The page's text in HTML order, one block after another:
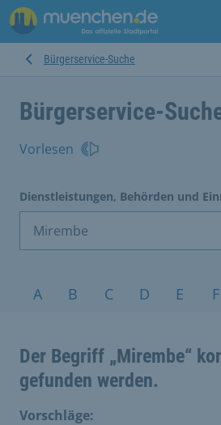
Bürgerservice-Suche
Bürgerservice-
Vorlesen
Dienstleistungen, Behörden und
Service nach Alphabet
A B C D E F
Der Begriff „Mirembe“
gefunden werden.
Vorschläge: